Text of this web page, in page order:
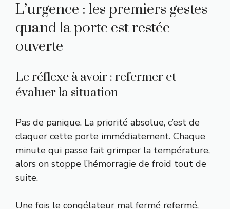
L’urgence : les premiers gestes
quand la porte est restée
ouverte
Le réflexe à avoir : refermer et
évaluer la situation
Pas de panique. La priorité absolue, c’est de
claquer cette porte immédiatement. Chaque
minute qui passe fait grimper la température,
alors on stoppe l’hémorragie de froid tout de
suite.
Une fois le congélateur mal fermé refermé,